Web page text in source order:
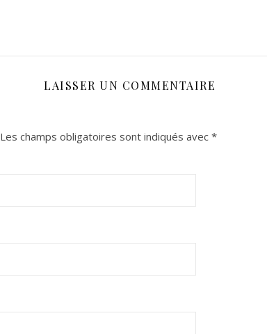
LAISSER UN COMMENTAIRE
Les champs obligatoires sont indiqués avec *